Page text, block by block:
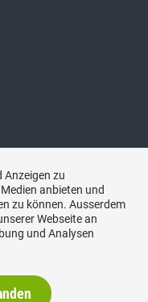
|Kontakt
Anzeigen zu
anbieten und
zu können. Ausserdem
Webseite an
und Analysen